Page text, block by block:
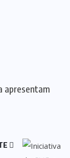
apresentam